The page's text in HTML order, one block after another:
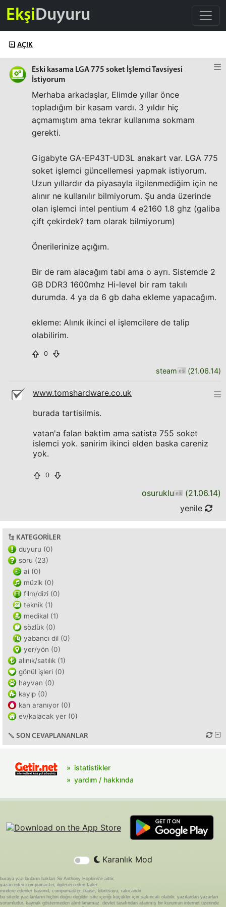
EkşiDuyuru
AÇIK
Eski kasama LGA 775 soket İşlemci Tavsiyesi
İstiyorum
Merhaba arkadaşlar, Elimde yıllar önce
topladığım bir kasam vardı. 3 yıldır hiç
açmamıştım ama tekrar kullanıma sokmam
gerekti.
Gigabyte GA-EP43T-UD3L anakart var. LGA 775
soket işlemci güncellemesi yapmak istiyorum.
Uzun yıllardır da piyasayla ilgilenmediğim için ne
alınır ne kullanılır bilmiyorum. Şu anda üzerinde
olan işlemci intel pentium 4 e2160 1.8 ghz (galiba
çift çekirdek? tam olarak bilmiyorum)
Önerilerinize açığım.
Bir de ram alacağım tabi ama o ayrı. Sistemde 2
GB DDR3 1600mhz Hi-level bir ram takılı
durumda. 4 ya da 6 gb daha ekleme yapacağım.
ekleme: Alınık ikinci el işlemcilere de talip
olabilirim.
0
steam (21.06.14)
www.tomshardware.co.uk
burada tartisilmis.
vatan'a falan baktim ama satista 755 soket
islemci yok. sanirim ikinci elden baska careniz
yok.
0
osuruklu (21.06.14)
yenile
KATEGORILER
duyuru (0)
soru (23)
ai (0)
müzik (0)
film/dizi (0)
teknik (1)
medikal (1)
sözlük (0)
yabancı dil (0)
yer/yön (0)
alınık/satılık (1)
gönül işleri (0)
hayvan (0)
kayıp (0)
kan aranıyor (0)
ev/kalacak yer (0)
SON CEVAPLANANLAR
istatistikler
yardım / hakkında
Karanlık Mod
buraya yazılanların hakları Sir Anthony Hopkins'e aittir.
yazan eden compumaster, ilgilenen eden fader
modere edenler basond, compumaster, fraise, kibritsuyu, rakicandir
bu sitede yazılanların hiçbiri doğru değildir. site içeriği küçükler için sakıncalı olabilir. yazılardan yazarları
sorumludur. kaynak göstermeden alıntılanamaz. devlet tarafından atanmış bir kurumun internet üzerinde